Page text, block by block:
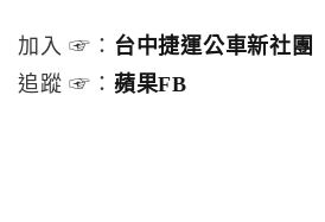
加入 ☞： 台中捷運公車新社團
追蹤 ☞： 蘋果FB